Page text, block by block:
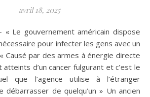
avril 18, 2025
pour infecter les gens avec un
Causé par des armes à énergie directe
d’un cancer fulgurant et c’est le
que l’agence utilise à l’étranger
débarrasser de quelqu’un » Un ancien